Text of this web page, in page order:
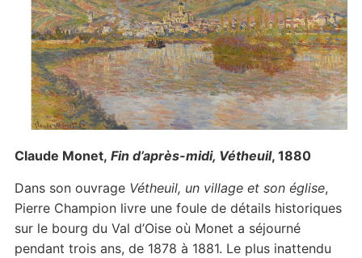
Claude Monet, Fin d’après-midi, Vétheuil, 1880
Dans son ouvrage Vétheuil, un village et son église,
Pierre Champion livre une foule de détails historiques
sur le bourg du Val d’Oise où Monet a séjourné
pendant trois ans, de 1878 à 1881. Le plus inattendu